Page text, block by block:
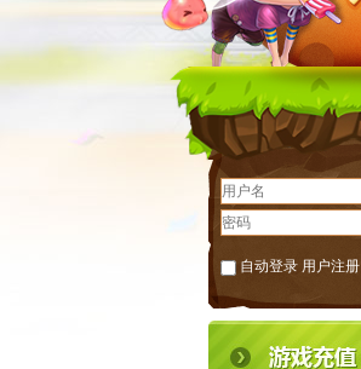
自动登录 用户注册